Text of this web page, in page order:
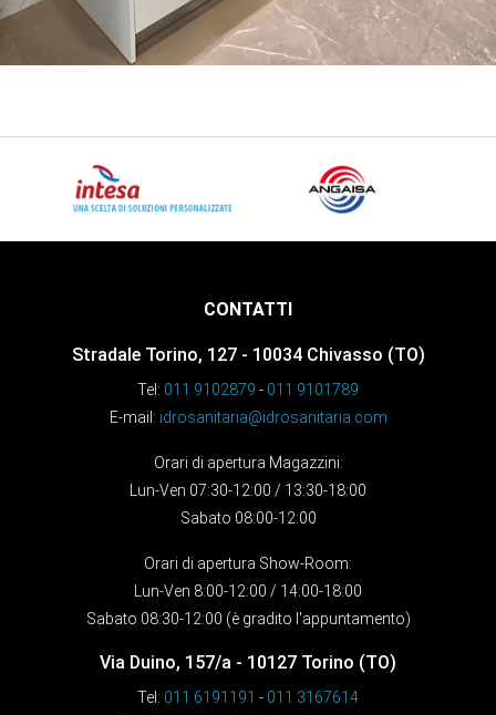
CONTATTI
Stradale Torino, 127 - 10034 Chivasso (TO)
Tel: 011 9102879 - 011 9101789
E-mail: idrosanitaria@idrosanitaria.com
Orari di apertura Magazzini:
Lun-Ven 07:30-12:00 / 13:30-18:00
Sabato 08:00-12:00
Orari di apertura Show-Room:
Lun-Ven 8:00-12:00 / 14:00-18:00
Sabato 08:30-12:00 (è gradito l'appuntamento)
Via Duino, 157/a - 10127 Torino (TO)
Tel: 011 6191191 - 011 3167614